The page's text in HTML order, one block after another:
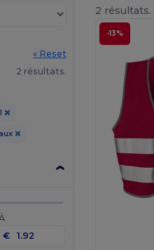
« Reset
2 résultats.
€
2 résultats.
-13%